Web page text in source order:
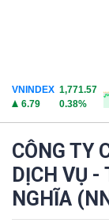
VNINDEX 1,771.57
6.79
0.38%
CÔNG TY
DỊCH VỤ -
NGHĨA